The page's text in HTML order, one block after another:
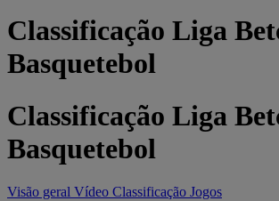
Classificação Liga
Basquetebol
Classificação Liga
Basquetebol
Visão geral Vídeo Classificação Jogos